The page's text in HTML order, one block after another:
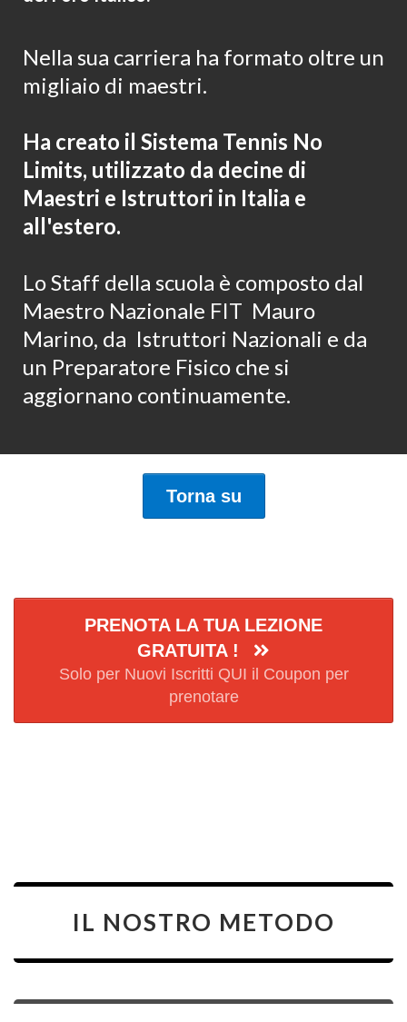
Nella sua carriera ha formato oltre un
migliaio di maestri.
Ha creato il Sistema Tennis No
Limits, utilizzato da decine di
Maestri e Istruttori in Italia e
all'estero.
Lo Staff della scuola è composto dal
Maestro Nazionale FIT Mauro
Marino, da Istruttori Nazionali e da
un Preparatore Fisico che si
aggiornano continuamente.
Torna su
PRENOTA LA TUA LEZIONE
GRATUITA !
Solo per Nuovi Iscritti QUI il Coupon per
prenotare
IL NOSTRO METODO